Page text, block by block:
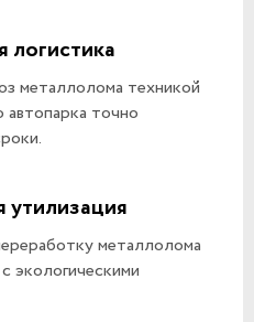
логистика
металлолома техникой
автопарка точно
утилизация
металлолома
экологическими